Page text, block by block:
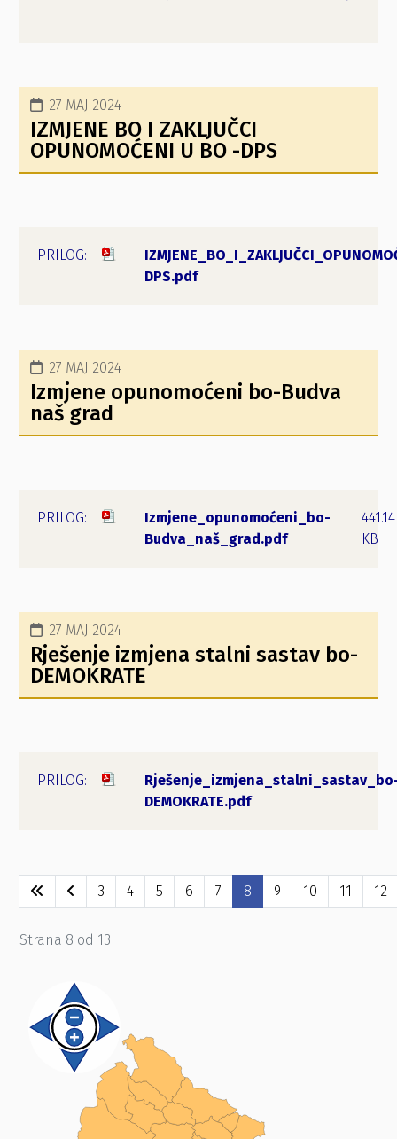
27 MAJ 2024
IZMJENE BO I ZAKLJUČCI
OPUNOMOĆENI U BO -DPS
DPS.pdf
27 MAJ 2024
Izmjene opunomoćeni bo-Budva
naš grad
Izmjene_opunomoćeni_bo-
Budva_naš_grad.pdf
441.14
KB
27 MAJ 2024
Rješenje izmjena stalni sastav bo-
DEMOKRATE
DEMOKRATE.pdf
3 4 5 6 7 8 9 10 11 12
Strana 8 od 13